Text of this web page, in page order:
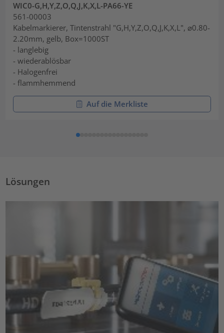
WIC0-G,H,Y,Z,O,Q,J,K,X,L-PA66-YE
561-00003
Kabelmarkierer, Tintenstrahl "G,H,Y,Z,O,Q,J,K,X,L", ⌀0.80-
2.20mm, gelb, Box=1000ST
- langlebig
- wiederablösbar
- Halogenfrei
- flammhemmend
Auf die Merkliste
Lösungen